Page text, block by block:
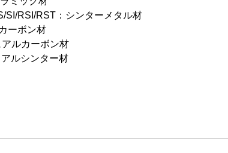
RSI/RST：シンターメタル材
ーボン材
ルカーボン材
ルシンター材